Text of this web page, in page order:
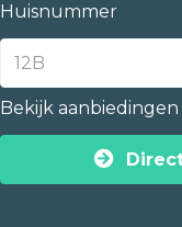
Huisnummer
Bekijk aanbiedingen